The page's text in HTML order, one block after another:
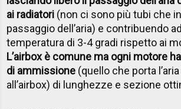
ai radiatori (non ci sono più tubi che
passaggio dell’aria) e contribuendo
temperatura di 3-4 gradi rispetto ai
L’airbox è comune ma ogni motore
di ammissione (quello che porta
all’airbox) di lunghezze e sezione